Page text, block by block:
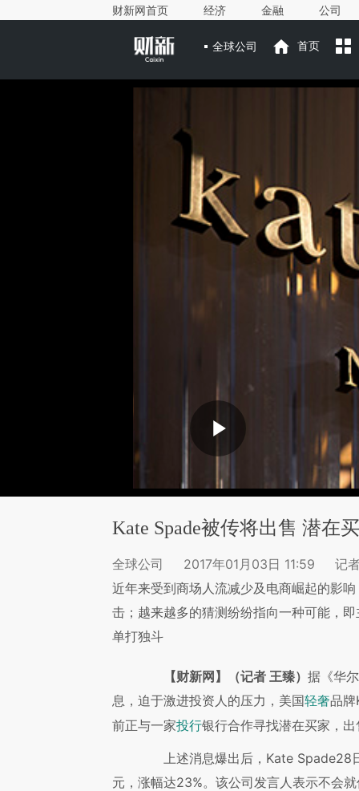
财新网首页 经济 金融 公司
全球公司 首页
Kate Spade被传将出售 潜在
全球公司 2017年01月03日 11:59
记
近年来受到商场人流减少及电商崛起的影
击；越来越多的猜测纷纷指向一种可能，
单打独斗
【财新网】（记者 王臻） 据《华
息，迫于激进投资人的压力，美国轻奢品
前正与一家投行银行合作寻找潜在买家，
上述消息爆出后，Kate Spade28日
元，涨幅达23%。该公司发言人表示不会